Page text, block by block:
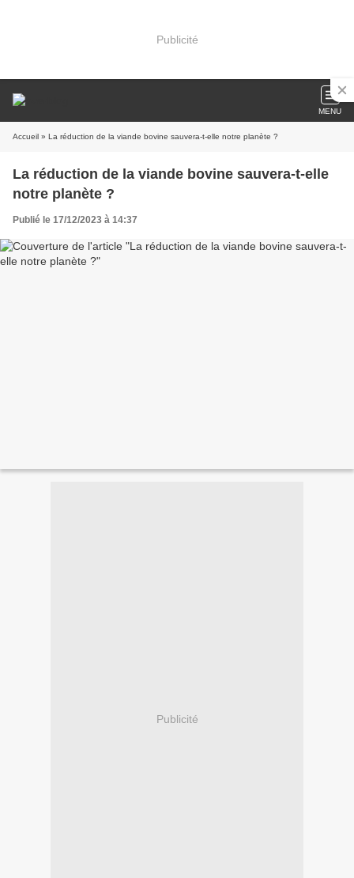
Publicité
MENU
Accueil » La réduction de la viande bovine sauvera-t-elle notre planète ?
La réduction de la viande bovine sauvera-t-elle
notre planète ?
Publié le 17/12/2023 à 14:37
Publicité